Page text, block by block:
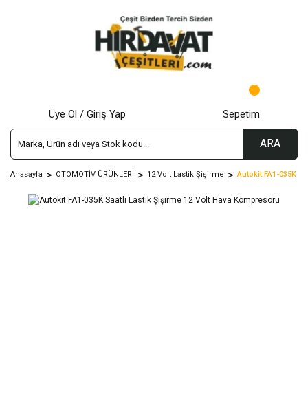
ARA
Üye Ol / Giriş Yap Sepetim
Anasayfa OTOMOTİV ÜRÜNLERİ 12 Volt Lastik Şişirme Autokit FA1-035K